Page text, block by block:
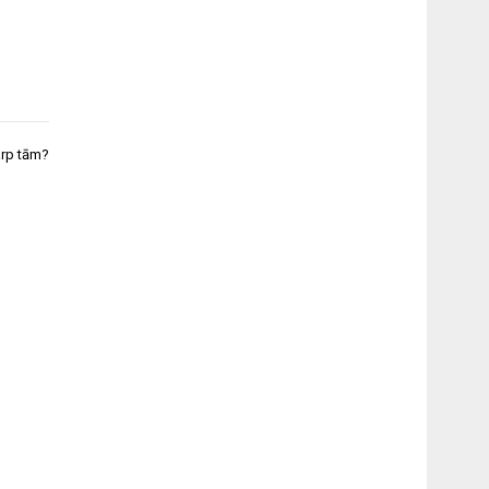
tām?